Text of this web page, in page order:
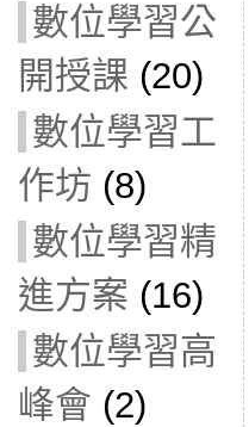
數位學習公
開授課 (20)
數位學習工
作坊 (8)
數位學習精
進方案 (16)
數位學習高
峰會 (2)